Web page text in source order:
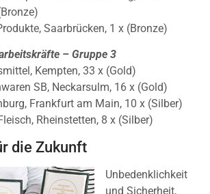
Saarbrücken, 1 x (Bronze)
– Gruppe 3
Kempten, 33 x (Gold)
SB, Neckarsulm, 16 x (Gold)
Frankfurt am Main, 10 x (Silber)
Rheinstetten, 8 x (Silber)
die Zukunft
Unbedenklichkeit
und Sicherheit,